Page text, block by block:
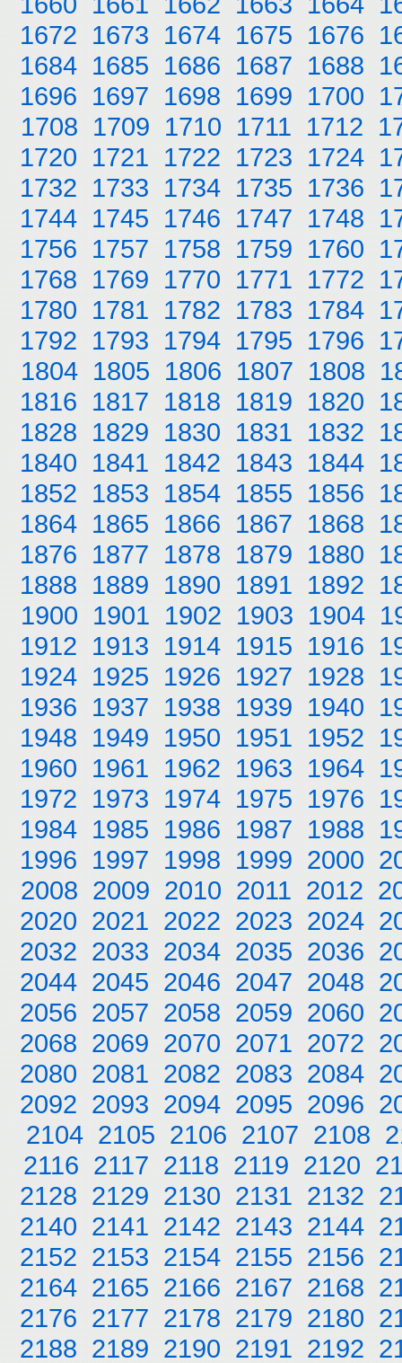
1672 1673 1674 1675 1676
1684 1685 1686 1687 1688
1696 1697 1698 1699 1700
1708 1709 1710 1711 1712
1720 1721 1722 1723 1724
1732 1733 1734 1735 1736
1744 1745 1746 1747 1748
1756 1757 1758 1759 1760
1768 1769 1770 1771 1772
1780 1781 1782 1783 1784
1792 1793 1794 1795 1796
1804 1805 1806 1807 1808
1816 1817 1818 1819 1820
1828 1829 1830 1831 1832
1840 1841 1842 1843 1844
1852 1853 1854 1855 1856
1864 1865 1866 1867 1868
1876 1877 1878 1879 1880
1888 1889 1890 1891 1892
1900 1901 1902 1903 1904
1912 1913 1914 1915 1916
1924 1925 1926 1927 1928
1936 1937 1938 1939 1940
1948 1949 1950 1951 1952
1960 1961 1962 1963 1964
1972 1973 1974 1975 1976
1984 1985 1986 1987 1988
1996 1997 1998 1999 2000
2008 2009 2010 2011 2012
2020 2021 2022 2023 2024
2032 2033 2034 2035 2036
2044 2045 2046 2047 2048
2056 2057 2058 2059 2060
2068 2069 2070 2071 2072
2080 2081 2082 2083 2084
2092 2093 2094 2095 2096
2104 2105 2106 2107 2108
2116 2117 2118 2119 2120
2128 2129 2130 2131 2132
2140 2141 2142 2143 2144
2152 2153 2154 2155 2156
2164 2165 2166 2167 2168
2176 2177 2178 2179 2180
2188 2189 2190 2191 2192